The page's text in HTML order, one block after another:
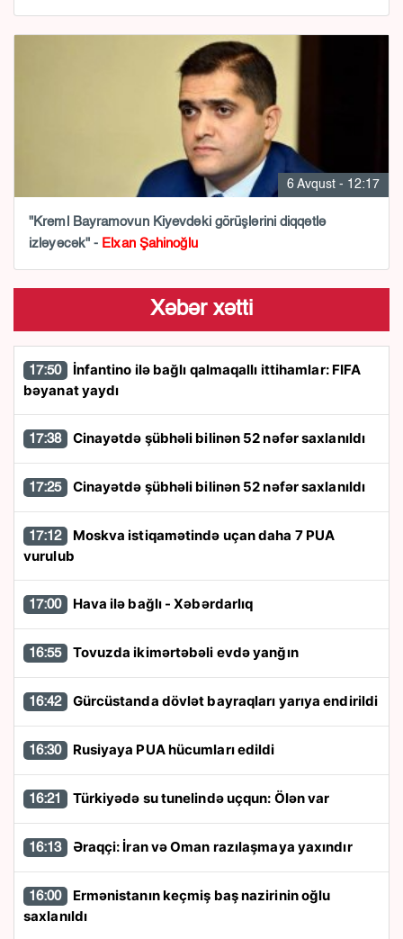
6 Avqust - 12:17
"Kreml Bayramovun Kiyevdəki görüşlərini diqqətlə
izləyəcək" - Elxan Şahinoğlu
Xəbər xətti
17:50
bəyanat yaydı
17:38 Cinayətdə şübhəli bilinən 52 nəfər saxlanıldı
17:25 Cinayətdə şübhəli bilinən 52 nəfər saxlanıldı
17:12
vurulub
17:00 Hava ilə bağlı - Xəbərdarlıq
16:55 Tovuzda ikimərtəbəli evdə yanğın
16:42 Gürcüstanda dövlət bayraqları yarıya endirildi
16:30 Rusiyaya PUA hücumları edildi
16:21 Türkiyədə su tunelində uçqun: Ölən var
16:13 Əraqçi: İran və Oman razılaşmaya yaxındır
16:00
saxlanıldı